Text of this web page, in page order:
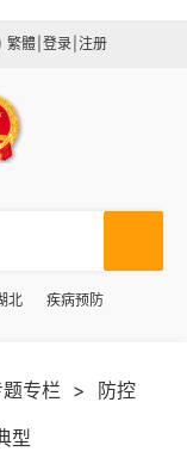
繁體 登录 注册
北 疾病预防
题专栏 >
防控
型